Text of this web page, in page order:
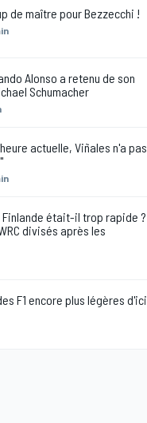
de maître pour Bezzecchi !
Alonso a retenu de son
Schumacher
actuelle, Viñales n'a pas
Finlande était-il trop rapide ?
divisés après les
F1 encore plus légères d'ici